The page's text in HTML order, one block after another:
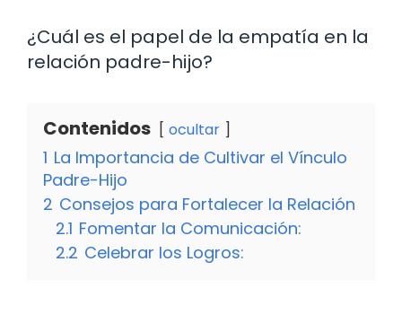
¿Cuál es el papel de la empatía en la
relación padre-hijo?
Contenidos ocultar
1 La Importancia de Cultivar el Vínculo
Padre-Hijo
2 Consejos para Fortalecer la Relación
2.1 Fomentar la Comunicación:
2.2 Celebrar los Logros: